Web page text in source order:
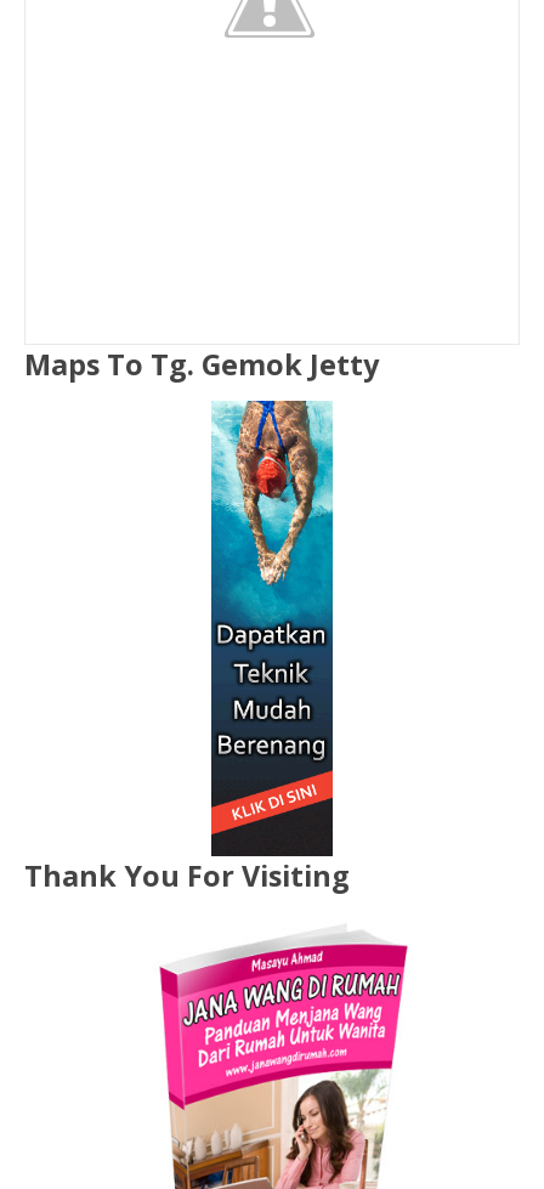
Maps To Tg. Gemok Jetty
Thank You For Visiting